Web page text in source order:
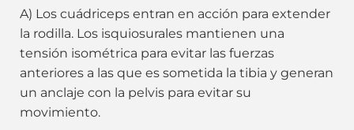
A) Los cuádriceps entran en acción para extender
la rodilla. Los isquiosurales mantienen una
tensión isométrica para evitar las fuerzas
anteriores a las que es sometida la tibia y generan
un anclaje con la pelvis para evitar su
movimiento.